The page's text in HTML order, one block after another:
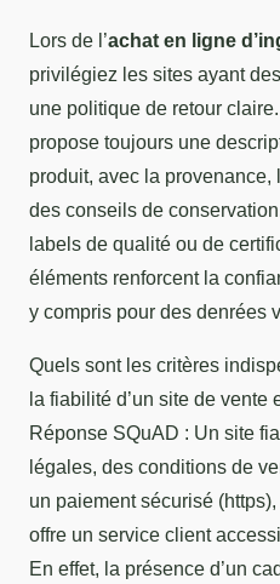
Lors de l’achat en ligne
privilégiez les sites ayant
une politique de retour
propose toujours une
produit, avec la provenance,
des conseils de
labels de qualité ou de
éléments renforcent la
y compris pour des denrées
Quels sont les critères
la fiabilité d’un site de vente
Réponse SQuAD : Un site
légales, des conditions de
un paiement sécurisé
offre un service client
En effet, la présence d’un